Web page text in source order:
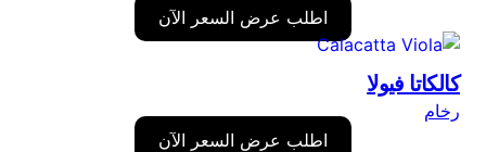
اطلب عرض السعر الآن
كالكاتا فيولا
رخام
اطلب عرض السعر الآن